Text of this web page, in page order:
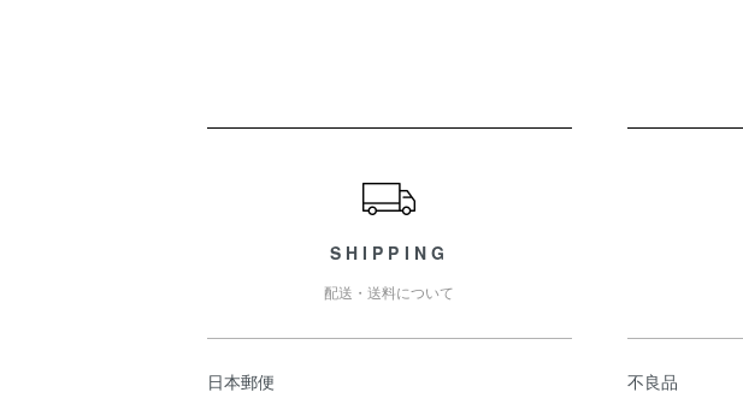
SHIPPING
配送・送料について
日本郵便
不良品